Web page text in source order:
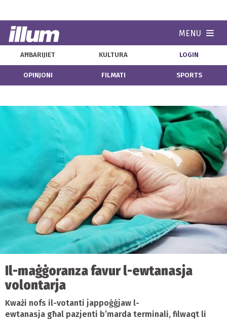
MENU
AĦBARIJIET KULTURA LOGIN
OPINJONI FILMATI SPORTS
Il-maġġoranza favur l-ewtanasja
volontarja
Kważi nofs il-votanti jappoġġjaw l-
ewtanasja għal pazjenti b’marda terminali, filwaqt li